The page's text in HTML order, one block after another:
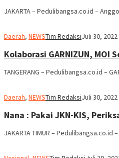
JAKARTA – Pedulibangsa.co.id –
Daerah, NEWSTim RedaksiJuli 30, 2022
Kolaborasi GARNIZUN, MOI
TANGERANG – Pedulibangsa.co.id –
Daerah, NEWSTim RedaksiJuli 30, 2022
Nana : Pakai JKN-KIS,
JAKARTA TIMUR –